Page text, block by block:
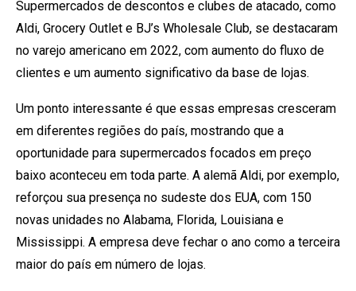
Supermercados de descontos e clubes de atacado, como
Aldi, Grocery Outlet e BJ’s Wholesale Club, se destacaram
no varejo americano em 2022, com aumento do fluxo de
clientes e um aumento significativo da base de lojas.
Um ponto interessante é que essas empresas cresceram
em diferentes regiões do país, mostrando que a
oportunidade para supermercados focados em preço
baixo aconteceu em toda parte. A alemã Aldi, por exemplo,
reforçou sua presença no sudeste dos EUA, com 150
novas unidades no Alabama, Florida, Louisiana e
Mississippi. A empresa deve fechar o ano como a terceira
maior do país em número de lojas.